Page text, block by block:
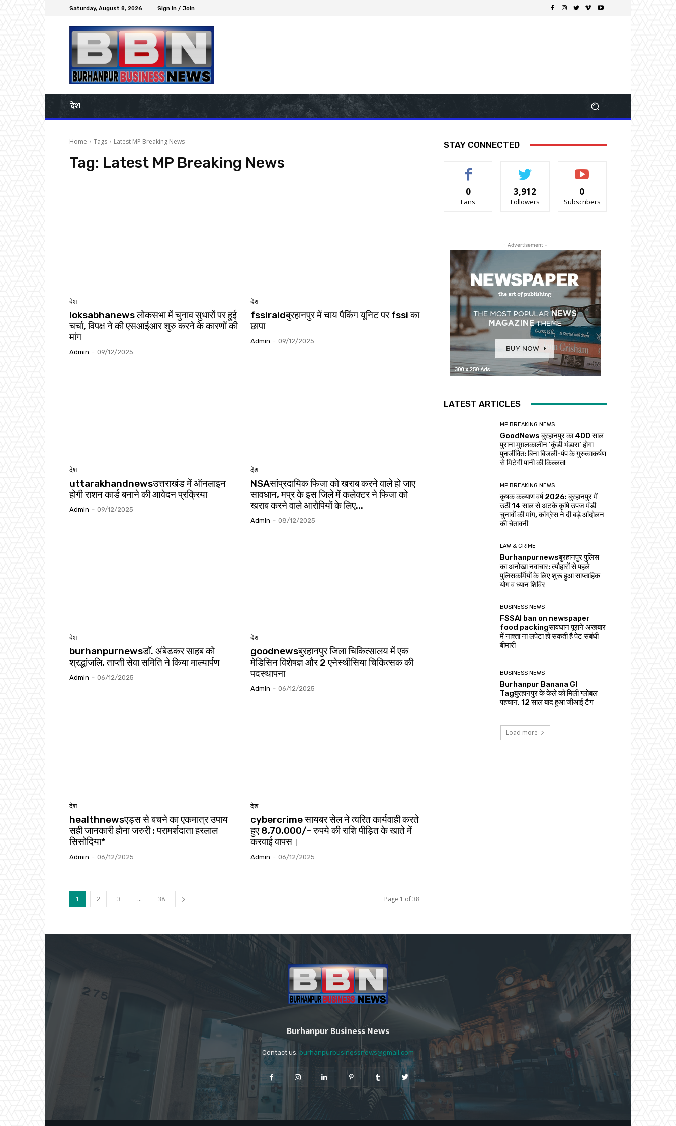
Saturday, August 8, 2026 Sign in / Join
देश
Home Tags Latest MP Breaking News
Tag: Latest MP Breaking News
देश
loksabhanews लोकसभा में चुनाव सुधारों पर हुई
चर्चा, विपक्ष ने की एसआईआर शुरु करने के कारणों की
मांग
Admin - 09/12/2025
देश
fssiraidबुरहानपुर में चाय पैकिंग यूनिट पर fssi का
छापा
Admin - 09/12/2025
देश
uttarakhandnewsउत्तराखंड में ऑनलाइन
होगी राशन कार्ड बनाने की आवेदन प्रक्रिया
Admin - 09/12/2025
देश
NSAसांप्रदायिक फिजा को खराब करने वाले हो जाए
सावधान, मप्र के इस जिले में कलेक्टर ने फिजा को
खराब करने वाले आरोपियों के लिए...
Admin - 08/12/2025
देश
burhanpurnewsडॉ. अंबेडकर साहब को
श्रद्धांजलि, ताप्ती सेवा समिति ने किया माल्यार्पण
Admin - 06/12/2025
देश
goodnewsबुरहानपुर जिला चिकित्सालय में एक
मेडिसिन विशेषज्ञ और 2 एनेस्थीसिया चिकित्सक की
पदस्थापना
Admin - 06/12/2025
देश
healthnewsएड्स से बचने का एकमात्र उपाय
सही जानकारी होना जरुरी : परामर्शदाता हरलाल
सिसोदिया*
Admin - 06/12/2025
देश
cybercrime सायबर सेल ने त्वरित कार्यवाही करते
हुए 8,70,000/- रुपये की राशि पीड़ित के खाते में
करवाई वापस।
Admin - 06/12/2025
1 2 3 ... 38 Page 1 of 38
STAY CONNECTED
0
Fans
3,912
Followers
0
Subscribers
- Advertisement -
LATEST ARTICLES
MP BREAKING NEWS
GoodNews बुरहानपुर का 400 साल
पुराना मुग़लकालीन ‘कुंडी भंडारा’ होगा
पुनर्जीवित: बिना बिजली-पंप के गुरुत्वाकर्षण
से मिटेगी पानी की किल्लत!
MP BREAKING NEWS
कृषक कल्याण वर्ष 2026: बुरहानपुर में
उठी 14 साल से अटके कृषि उपज मंडी
चुनावों की मांग, कांग्रेस ने दी बड़े आंदोलन
की चेतावनी
LAW & CRIME
Burhanpurnewsबुरहानपुर पुलिस
का अनोखा नवाचार: त्यौहारों से पहले
पुलिसकर्मियों के लिए शुरू हुआ साप्ताहिक
योग व ध्यान शिविर
BUSINESS NEWS
FSSAI ban on newspaper
food packingसावधान पूराने अखबार
में नाश्ता ना लपेटा हो सकती है पेट संबंधी
बीमारी
BUSINESS NEWS
Burhanpur Banana GI
Tagबुरहानपुर के केले को मिली ग्लोबल
पहचान, 12 साल बाद हुआ जीआई टैग
Load more
Burhanpur Business News
Contact us: burhanpurbusinessnews@gmail.com